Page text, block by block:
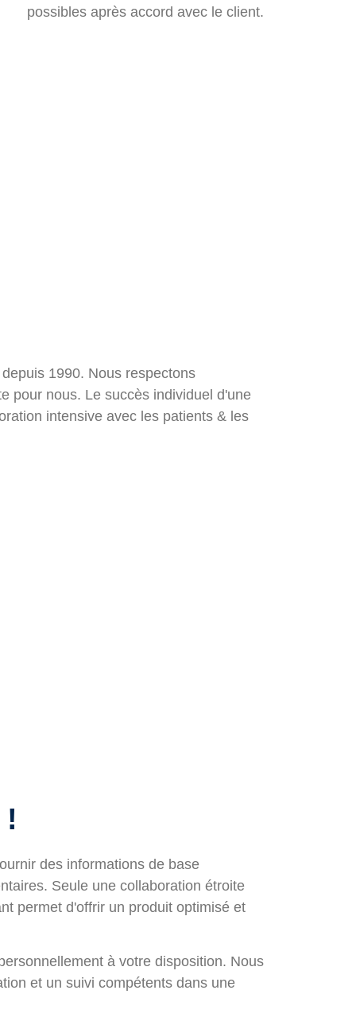
possibles après accord avec le client.
1990. Nous respectons
pour nous. Le succès individuel d'une
intensive avec les patients & les
des informations de base
Seule une collaboration étroite
permet d'offrir un produit optimisé et
à votre disposition. Nous
et un suivi compétents dans une